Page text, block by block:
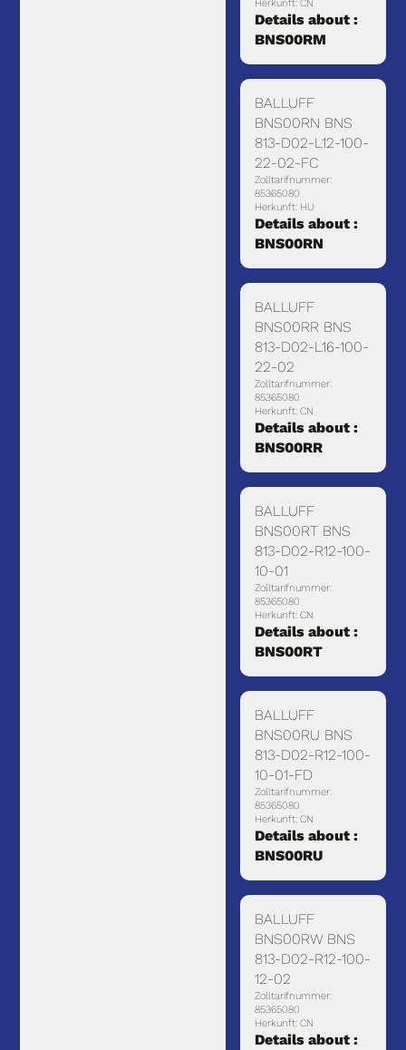
Herkunft: CN
Details about :
BNS00RM
BALLUFF
BNS00RN BNS
813-D02-L12-100-
22-02-FC
Zolltarifnummer:
85365080
Herkunft: HU
Details about :
BNS00RN
BALLUFF
BNS00RR BNS
813-D02-L16-100-
22-02
Zolltarifnummer:
85365080
Herkunft: CN
Details about :
BNS00RR
BALLUFF
BNS00RT BNS
813-D02-R12-100-
10-01
Zolltarifnummer:
85365080
Herkunft: CN
Details about :
BNS00RT
BALLUFF
BNS00RU BNS
813-D02-R12-100-
10-01-FD
Zolltarifnummer:
85365080
Herkunft: CN
Details about :
BNS00RU
BALLUFF
BNS00RW BNS
813-D02-R12-100-
12-02
Zolltarifnummer:
85365080
Herkunft: CN
Details about :